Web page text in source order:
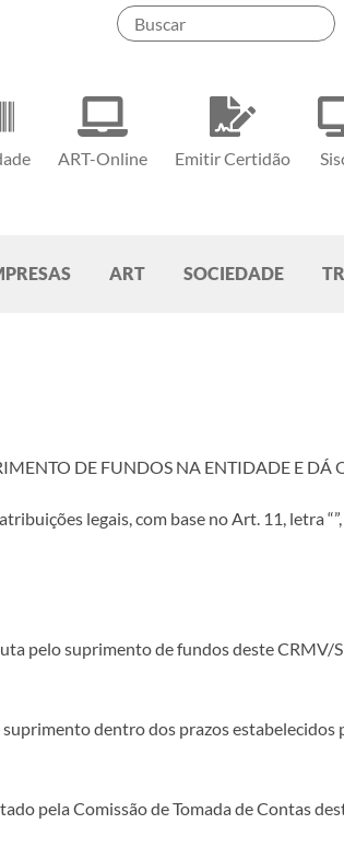
ART-Online Emitir Certidão
ART SOCIEDADE
DE FUNDOS NA ENTIDADE E DÁ
legais, com base no Art. 11, letra “”,
pelo suprimento de fundos deste CRMV/
dentro dos prazos estabelecidos
pela Comissão de Tomada de Contas